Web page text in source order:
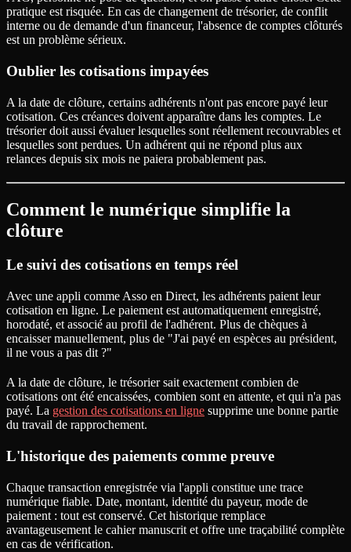
pratique est risquée. En cas de changement de trésorier, de conflit
interne ou de demande d'un financeur, l'absence de comptes clôturés
est un problème sérieux.
Oublier les cotisations impayées
A la date de clôture, certains adhérents n'ont pas encore payé leur
cotisation. Ces créances doivent apparaître dans les comptes. Le
trésorier doit aussi évaluer lesquelles sont réellement recouvrables et
lesquelles sont perdues. Un adhérent qui ne répond plus aux
relances depuis six mois ne paiera probablement pas.
Comment le numérique simplifie la
clôture
Le suivi des cotisations en temps réel
Avec une appli comme Asso en Direct, les adhérents paient leur
cotisation en ligne. Le paiement est automatiquement enregistré,
horodaté, et associé au profil de l'adhérent. Plus de chèques à
encaisser manuellement, plus de "J'ai payé en espèces au président,
il ne vous a pas dit ?"
A la date de clôture, le trésorier sait exactement combien de
cotisations ont été encaissées, combien sont en attente, et qui n'a pas
payé. La gestion des cotisations en ligne supprime une bonne partie
du travail de rapprochement.
L'historique des paiements comme preuve
Chaque transaction enregistrée via l'appli constitue une trace
numérique fiable. Date, montant, identité du payeur, mode de
paiement : tout est conservé. Cet historique remplace
avantageusement le cahier manuscrit et offre une traçabilité complète
en cas de vérification.